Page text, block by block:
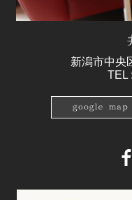
新潟市中央
TEL :